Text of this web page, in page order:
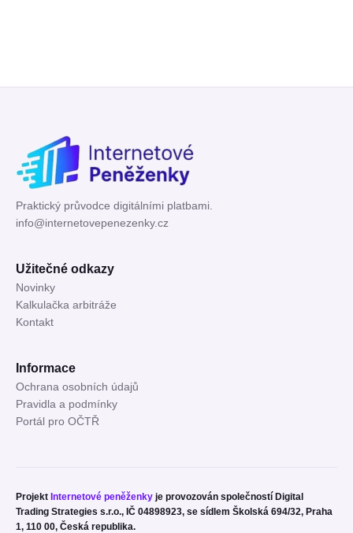
Praktický průvodce digitálními platbami.
info@internetovepenezenky.cz
Užitečné odkazy
Novinky
Kalkulačka arbitráže
Kontakt
Informace
Ochrana osobních údajů
Pravidla a podmínky
Portál pro OČTŘ
Projekt Internetové peněženky je provozován společností Digital
Trading Strategies s.r.o., IČ 04898923, se sídlem Školská 694/32, Praha
1, 110 00, Česká republika.